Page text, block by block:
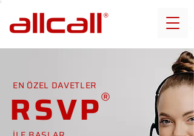
EN ÖZEL DAVETLER
RSVP